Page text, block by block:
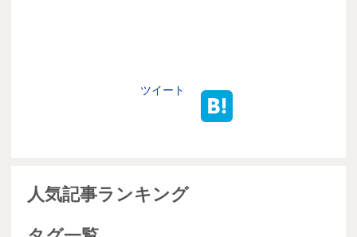
ツイート
人気記事ランキング